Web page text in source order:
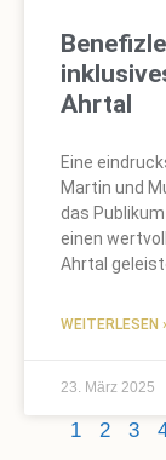
Ahrtal
Eine
Martin und
das
einen
Ahrtal
WEITERLESEN
23. März 2025
1 2 3